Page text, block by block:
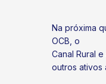
Na próxima
OCB, o
Canal Rural
outros ativos